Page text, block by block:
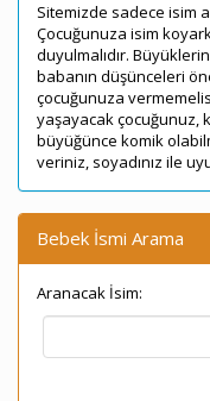
Sitemizde sadece isim
Çocuğunuza isim
duyulmalıdır.
babanın düşünceleri
çocuğunuza
yaşayacak çocuğunuz,
büyüğünce komik
veriniz, soyadınız ile
Bebek İsmi Arama
Aranacak İsim: